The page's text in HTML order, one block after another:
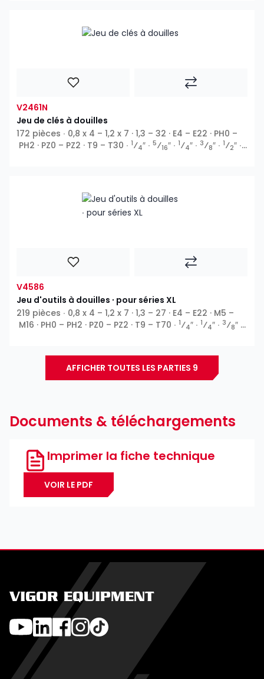
V2461N
Jeu de clés à douilles
172 pièces ∙ 0,8 x 4 – 1,2 x 7 · 1,3 – 32 · E4 – E22 · PH0 –
PH2 · PZ0 – PZ2 · T9 – T30 ∙ 1⁄4″ ∙ 5⁄16″ ∙ 1⁄4″ ∙ 3⁄8″ ∙ 1⁄2″ ∙
V4586
Jeu d'outils à douilles ∙ pour séries XL
219 pièces ∙ 0,8 x 4 – 1,2 x 7 · 1,3 – 27 · E4 – E22 · M5 –
M16 · PH0 – PH2 · PZ0 – PZ2 · T9 – T70 ∙ 1⁄4″ ∙ 1⁄4″ ∙ 3⁄8″ ∙
AFFICHER TOUTES LES PARTIES 9
Documents & téléchargements
Imprimer la fiche technique
VOIR LE PDF
VIGOR EQUIPMENT